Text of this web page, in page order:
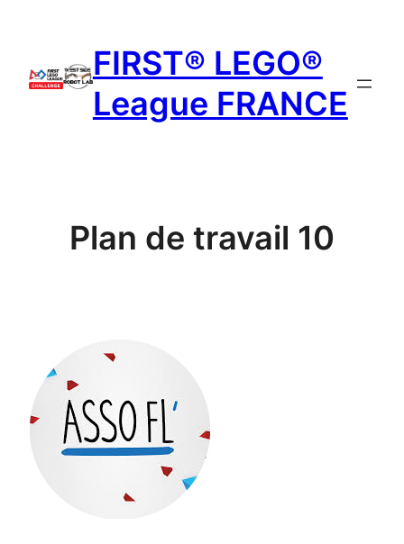
contenu
FIRST® LEGO®
League FRANCE
Plan de travail 10